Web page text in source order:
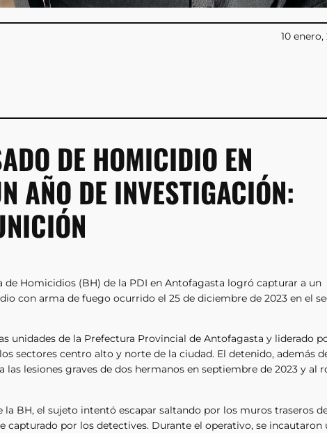
10 enero,
DE HOMICIDIO EN
AÑO DE INVESTIGACIÓN:
de Homicidios (BH) de la PDI en Antofagasta logró capturar a un
con arma de fuego ocurrido el 25 de diciembre de 2023 en el
unidades de la Prefectura Provincial de Antofagasta y liderado
sectores centro alto y norte de la ciudad. El detenido, además
lesiones graves de dos hermanos en septiembre de 2023 y al
BH, el sujeto intentó escapar saltando por los muros traseros
por los detectives. Durante el operativo, se incautaron